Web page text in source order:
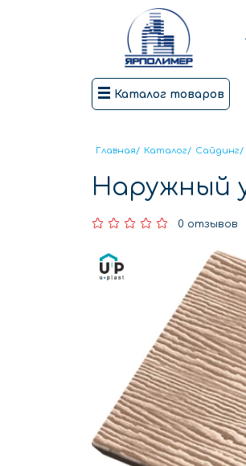
Каталог товаров
Главная/ Каталог/ Сайдинг/
Наружный
0 отзывов